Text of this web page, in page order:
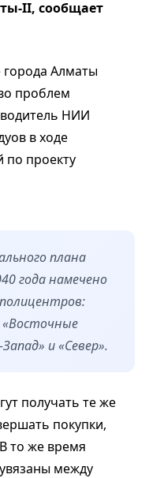
II, сообщает
Алматы
проблем
НИИ
в ходе
по проекту
плана
года намечено
«Восточные
и «Север».
получать те же
покупки,
то же время
между